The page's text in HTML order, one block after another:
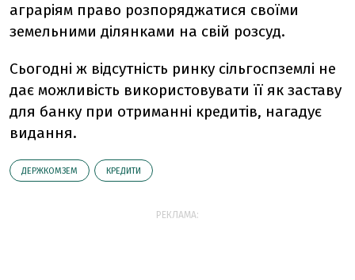
аграріям право розпоряджатися своїми
земельними ділянками на свій розсуд.
Сьогодні ж відсутність ринку сільгоспземлі не
дає можливість використовувати її як заставу
для банку при отриманні кредитів, нагадує
видання.
ДЕРЖКОМЗЕМ КРЕДИТИ
РЕКЛАМА: